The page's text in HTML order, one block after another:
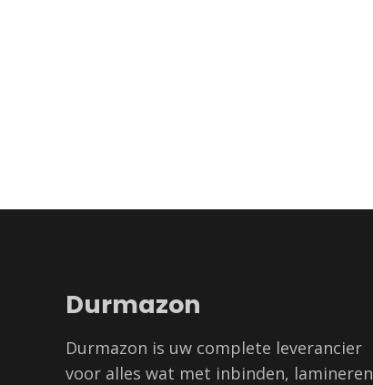
Durmazon
Durmazon is uw complete leverancier
voor alles wat met inbinden, lamineren